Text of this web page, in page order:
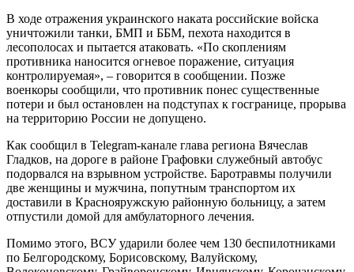
В ходе отражения украинского наката российские войска
уничтожили танки, БМП и ББМ, пехота находится в
лесополосах и пытается атаковать. «По скоплениям
противника наносится огневое поражение, ситуация
контролируемая», – говорится в сообщении. Позже
военкоры сообщили, что противник понес существенные
потери и был остановлен на подступах к госгранице, прорыва
на территорию России не допущено.
Как сообщил в Telegram-канале глава региона Вячеслав
Гладков, на дороге в районе Графовки служебный автобус
подорвался на взрывном устройстве. Баротравмы получили
две женщины и мужчина, попутным транспортом их
доставили в Краснояружскую районную больницу, а затем
отпустили домой для амбулаторного лечения.
Помимо этого, ВСУ ударили более чем 130 беспилотниками
по Белгородскому, Борисовскому, Валуйскому,